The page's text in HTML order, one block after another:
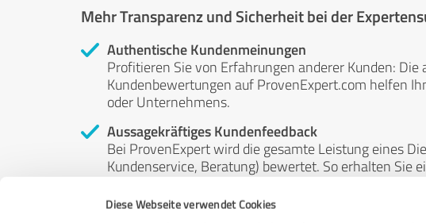
Diese Webseite verwendet Cookies
Mehr Transparenz und Sicherheit bei der
Authentische Kundenmeinungen
Profitieren Sie von Erfahrungen anderer Kunden:
Kundenbewertungen auf ProvenExpert.com helfen
oder Unternehmens.
Aussagekräftiges Kundenfeedback
Bei ProvenExpert wird die gesamte Leistung eines
Kundenservice, Beratung) bewertet. So erhalten Sie
Unabhängige Bewertungen